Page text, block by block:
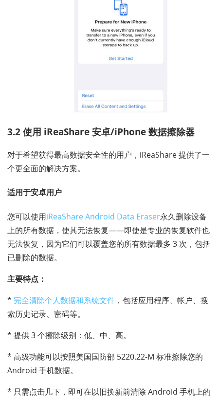
3.2 使用 iReaShare 安卓/iPhone 数据擦除器
对于希望获得最高数据安全性的用户，iReaShare 提供了一
个更全面的解决方案。
适用于安卓用户
您可以使用iReaShare Android Data Eraser永久删除设备
上的所有数据，使其无法恢复——即使是专业的恢复软件也
无法恢复，因为它们可以覆盖您的所有数据最多 3 次，包括
已删除的数据。
主要特点：
* 完全清除个人数据和系统文件 ，包括应用程序、帐户、搜
索历史记录、密码等。
* 提供 3 个擦除级别：低、中、高。
* 高级功能可以按照美国国防部 5220.22-M 标准擦除您的
Android 手机数据。
* 只需点击几下，即可在以旧换新前清除 Android 手机上的